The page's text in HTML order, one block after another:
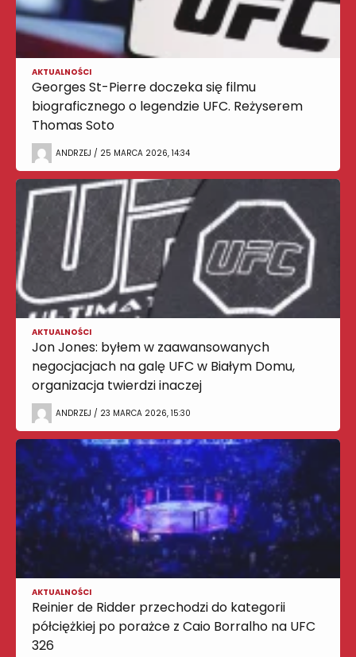
AKTUALNOŚCI
Georges St-Pierre doczeka się filmu
biograficznego o legendzie UFC. Reżyserem
Thomas Soto
ANDRZEJ / 25 MARCA 2026, 14:34
AKTUALNOŚCI
Jon Jones: byłem w zaawansowanych
negocjacjach na galę UFC w Białym Domu,
organizacja twierdzi inaczej
ANDRZEJ / 23 MARCA 2026, 15:30
AKTUALNOŚCI
Reinier de Ridder przechodzi do kategorii
półciężkiej po porażce z Caio Borralho na UFC
326